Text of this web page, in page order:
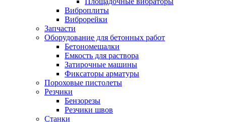
Виброплиты
Виброрейки
Запчасти
Оборудование для бетонных работ
Бетономешалки
Емкость для раствора
Затирочные машины
Фиксаторы арматуры
Пороховые пистолеты
Резчики
Бензорезы
Резчики швов
Станки